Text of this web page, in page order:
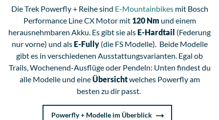
Die Trek Powerfly + Reihe sind E-Mountainbikesmit Bosch
Performance Line CX Motor mit 120 Nm und einem
herausnehmbaren Akku. Es gibt sie als E-Hardtail (Federung
nur vorne) und als E-Fully (die FS Modelle). Beide Modelle
gibt es in verschiedenen Ausstattungsvarianten. Egal ob
Trails, Wochenend-Ausflüge oder Pendeln: Unten findest du
alle Modelle und eineÜbersichtwelches Powerfly am
besten zu dir passt.
Powerfly + Modelle im Überblick